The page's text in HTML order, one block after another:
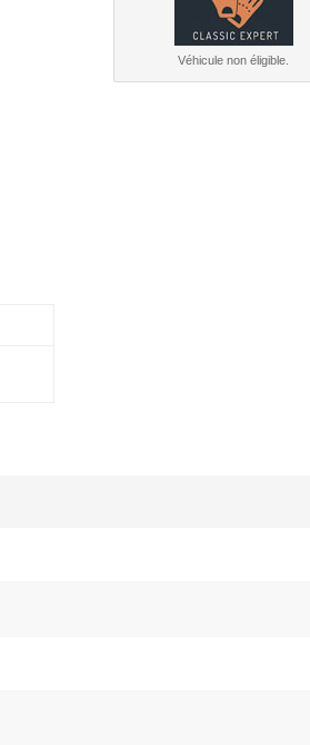
Véhicule non éligible.